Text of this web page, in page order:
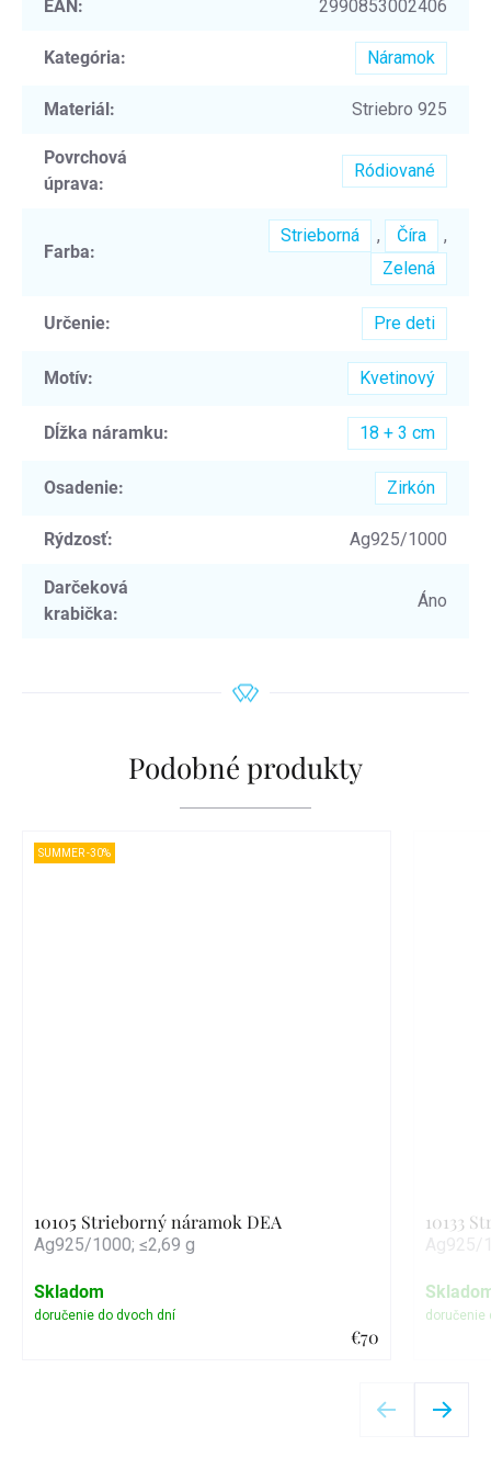
EAN : 2990853002406
Kategória: Náramok
Materiál: Striebro 925
Povrchová
úprava:
Ródiované
Farba:
Strieborná , Číra
,
Zelená
Určenie: Pre deti
Motív: Kvetinový
Dĺžka náramku: 18 + 3 cm
Osadenie: Zirkón
Rýdzosť: Ag925/1000
Darčeková
krabička:
Áno
Podobné produkty
SUMMER -30%
10105 Strieborný náramok DEA
Ag925/1000; ≤2,69 g
€70
Skladom
10133